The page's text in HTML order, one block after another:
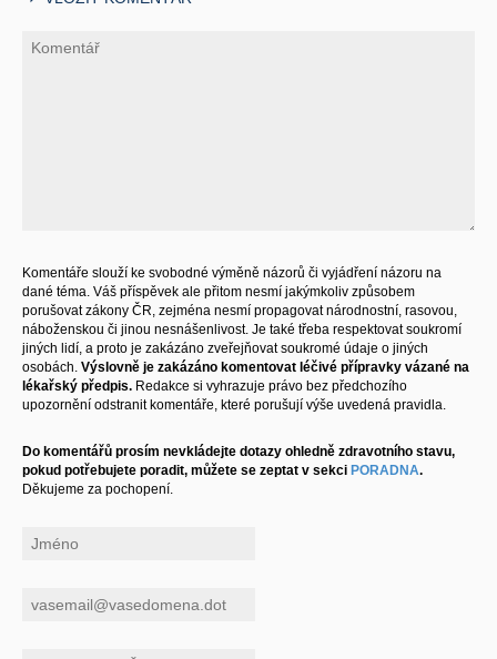
Komentáře slouží ke svobodné výměně názorů či vyjádření názoru na
dané téma. Váš příspěvek ale přitom nesmí jakýmkoliv způsobem
porušovat zákony ČR, zejména nesmí propagovat národnostní, rasovou,
náboženskou či jinou nesnášenlivost. Je také třeba respektovat soukromí
jiných lidí, a proto je zakázáno zveřejňovat soukromé údaje o jiných
osobách. Výslovně je zakázáno komentovat léčivé přípravky vázané na
lékařský předpis. Redakce si vyhrazuje právo bez předchozího
upozornění odstranit komentáře, které porušují výše uvedená pravidla.
Do komentářů prosím nevkládejte dotazy ohledně zdravotního stavu,
pokud potřebujete poradit, můžete se zeptat v sekci PORADNA.
Děkujeme za pochopení.